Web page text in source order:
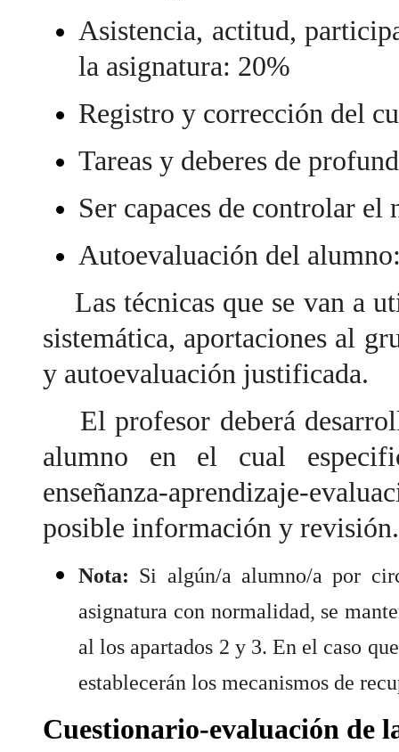
Asistencia, actitud,
la asignatura: 20%
Registro y corrección del
Tareas y deberes de
Ser capaces de controlar
Autoevaluación del
Las técnicas que se van a
sistemática, aportaciones al
y autoevaluación justificada.
El profesor deberá
alumno en el cual
enseñanza-aprendizaje-
posible información y revisión.
Nota: Si algún/a alumno/a por
asignatura con normalidad, se
al los apartados 2 y 3. En el caso
establecerán los mecanismos de
Cuestionario-evaluación de